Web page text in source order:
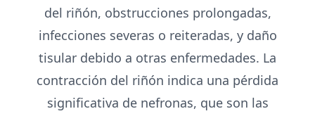
del riñón, obstrucciones prolongadas,
infecciones severas o reiteradas, y daño
tisular debido a otras enfermedades. La
contracción del riñón indica una pérdida
significativa de nefronas, que son las